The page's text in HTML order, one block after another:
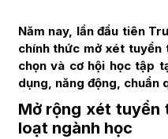
Năm nay, lần đầu tiên
chính thức mở xét
chọn và cơ hội học tập
dụng, năng động, chuẩn
Mở rộng xét tuyển
loạt ngành học